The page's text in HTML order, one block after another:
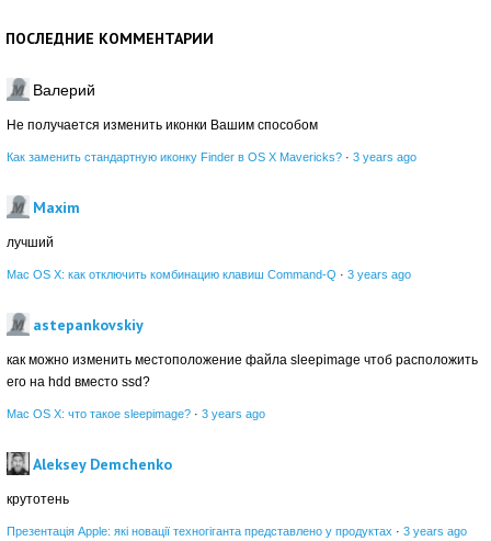
ПОСЛЕДНИЕ КОММЕНТАРИИ
Валерий
Не получается изменить иконки Вашим способом
Как заменить стандартную иконку Finder в OS X Mavericks? · 3 years ago
Maxim
лучший
Mac OS X: как отключить комбинацию клавиш Command-Q · 3 years ago
astepankovskiy
как можно изменить местоположение файла sleepimage чтоб расположить
его на hdd вместо ssd?
Mac OS X: что такое sleepimage? · 3 years ago
Aleksey Demchenko
крутотень
Презентація Apple: які новації техногіганта представлено у продуктах · 3 years ago